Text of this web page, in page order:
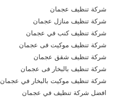
شركة تنظيف عجمان
شركة تنظيف منازل عجمان
شركة تنظيف كنب في عجمان
شركة تنظيف موكيت فى عجمان
شركة تنظيف شقق عجمان
شركة تنظيف بالبخار فى عجمان
شركة تنظيف موكيت بالبخار في عجمان
افضل شركة تنظيف في عجمان